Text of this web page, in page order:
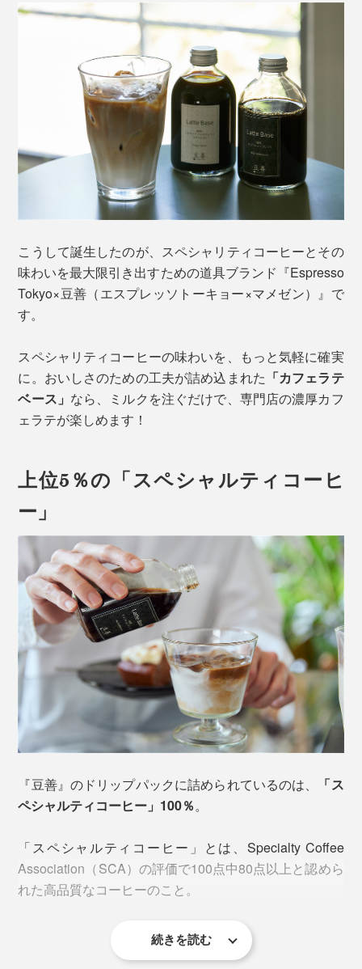
こうして誕生したのが、スペシャリティコーヒーとその
味わいを最大限引き出すための道具ブランド『Espresso
Tokyo×豆善（エスプレッソトーキョー×マメゼン）』で
す。
スペシャリティコーヒーの味わいを、もっと気軽に確実
に。おいしさのための工夫が詰め込まれた 「カフェラテ
ベース」 なら、ミルクを注ぐだけで、専門店の濃厚カフ
ェラテが楽しめます！
上位5％の「スペシャルティコーヒ
ー」
『豆善』のドリップパックに詰められているのは、
「ス
ペシャルティコーヒー」100％。
「スペシャルティコーヒー」とは、Specialty Coffee
Association（SCA）の評価で100点中80点以上と認めら
れた高品質なコーヒーのこと。
流通量は、わずか 上位5％程度！
続きを読む